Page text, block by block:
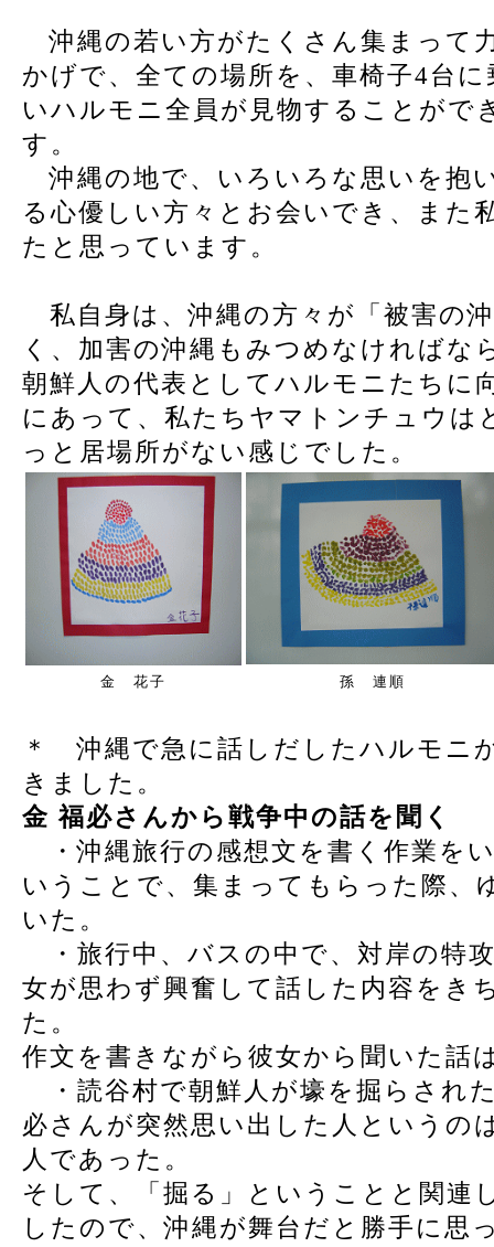
沖縄の若い方がたくさん集まって
かげで、全ての場所を、車椅子4台
いハルモニ全員が見物することがで
す。
沖縄の地で、いろいろな思いを抱
る心優しい方々とお会いでき、また
たと思っています。
私自身は、沖縄の方々が「被害の
く、加害の沖縄もみつめなければな
朝鮮人の代表としてハルモニたちに
にあって、私たちヤマトンチュウは
っと居場所がない感じでした。
金 花子 孫 連順
＊ 沖縄で急に話しだしたハルモニ
きました。
金 福必さんから戦争中の話を聞く
・沖縄旅行の感想文を書く作業を
いうことで、集まってもらった際、
いた。
・旅行中、バスの中で、対岸の特
女が思わず興奮して話した内容をき
た。
作文を書きながら彼女から聞いた話
・読谷村で朝鮮人が壕を掘らされ
必さんが突然思い出した人というの
人であった。
そして、「掘る」ということと関連
したので、沖縄が舞台だと勝手に思